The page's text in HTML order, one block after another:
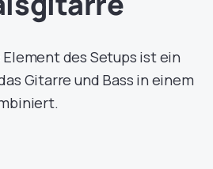
des Setups ist ein
Gitarre und Bass in einem